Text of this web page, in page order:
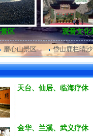
观音文化苑
磨心山景区 岱山鹿栏晴沙
天台、仙居、临海疗休
金华、兰溪、武义疗休